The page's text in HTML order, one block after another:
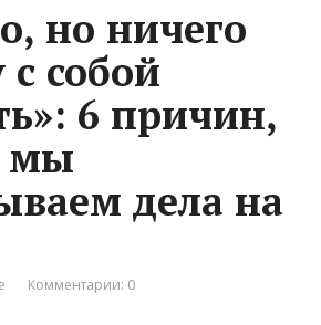
но ничего
собой
6 причин,
мы
дела на
Комментарии: 0